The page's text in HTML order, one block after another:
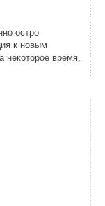
остро
к новым
некоторое время,